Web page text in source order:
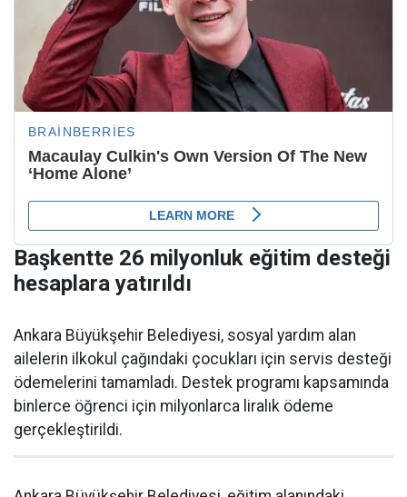
Başkentte 26 milyonluk eğitim desteği
hesaplara yatırıldı
Ankara Büyükşehir Belediyesi, sosyal yardım alan
ailelerin ilkokul çağındaki çocukları için servis desteği
ödemelerini tamamladı. Destek programı kapsamında
binlerce öğrenci için milyonlarca liralık ödeme
gerçekleştirildi.